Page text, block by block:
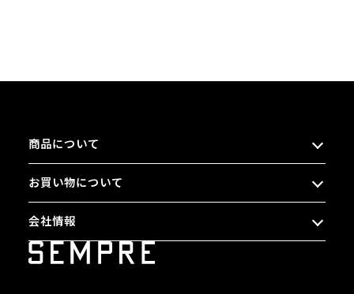
商品について
お買い物について
会社情報